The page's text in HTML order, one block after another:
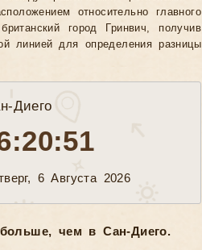
относительно главного
город Гринвич, получив
линией для определения разницы
Диего
6 Августа 2026
чем в Сан-Диего.